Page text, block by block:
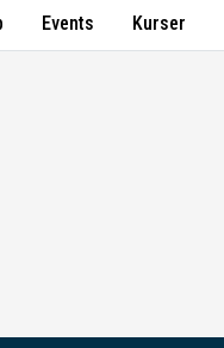
Events Kurser